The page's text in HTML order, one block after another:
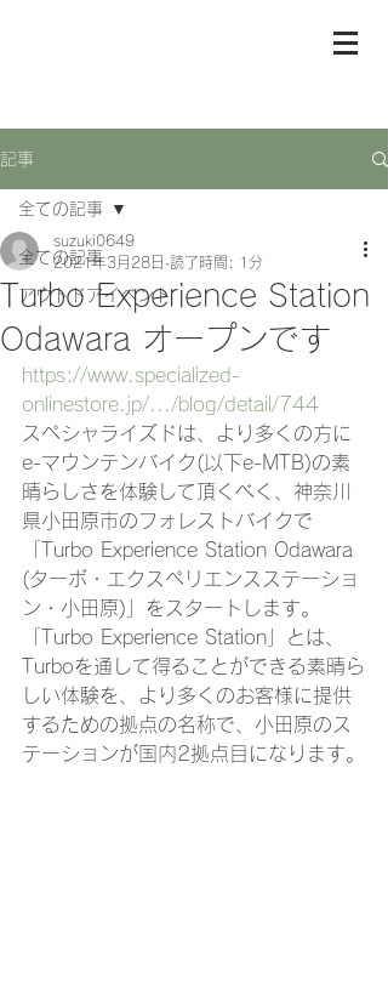
記事
全ての記事
アウトドアイベント
全ての記事
Turbo Experience Station
Odawara オープンです
suzuki0649
2021年3月28日 読了時間: 1分
https://www.specialized-
onlinestore.jp/.../blog/detail/744
スペシャライズドは、より多くの方に
e-マウンテンバイク(以下e-MTB)の素
晴らしさを体験して頂くべく、神奈川
県小田原市のフォレストバイクで
「Turbo Experience Station Odawara
(ターボ・エクスペリエンスステーショ
ン・小田原)」をスタートします。
「Turbo Experience Station」とは、
Turboを通して得ることができる素晴ら
しい体験を、より多くのお客様に提供
するための拠点の名称で、小田原のス
テーションが国内2拠点目になります。